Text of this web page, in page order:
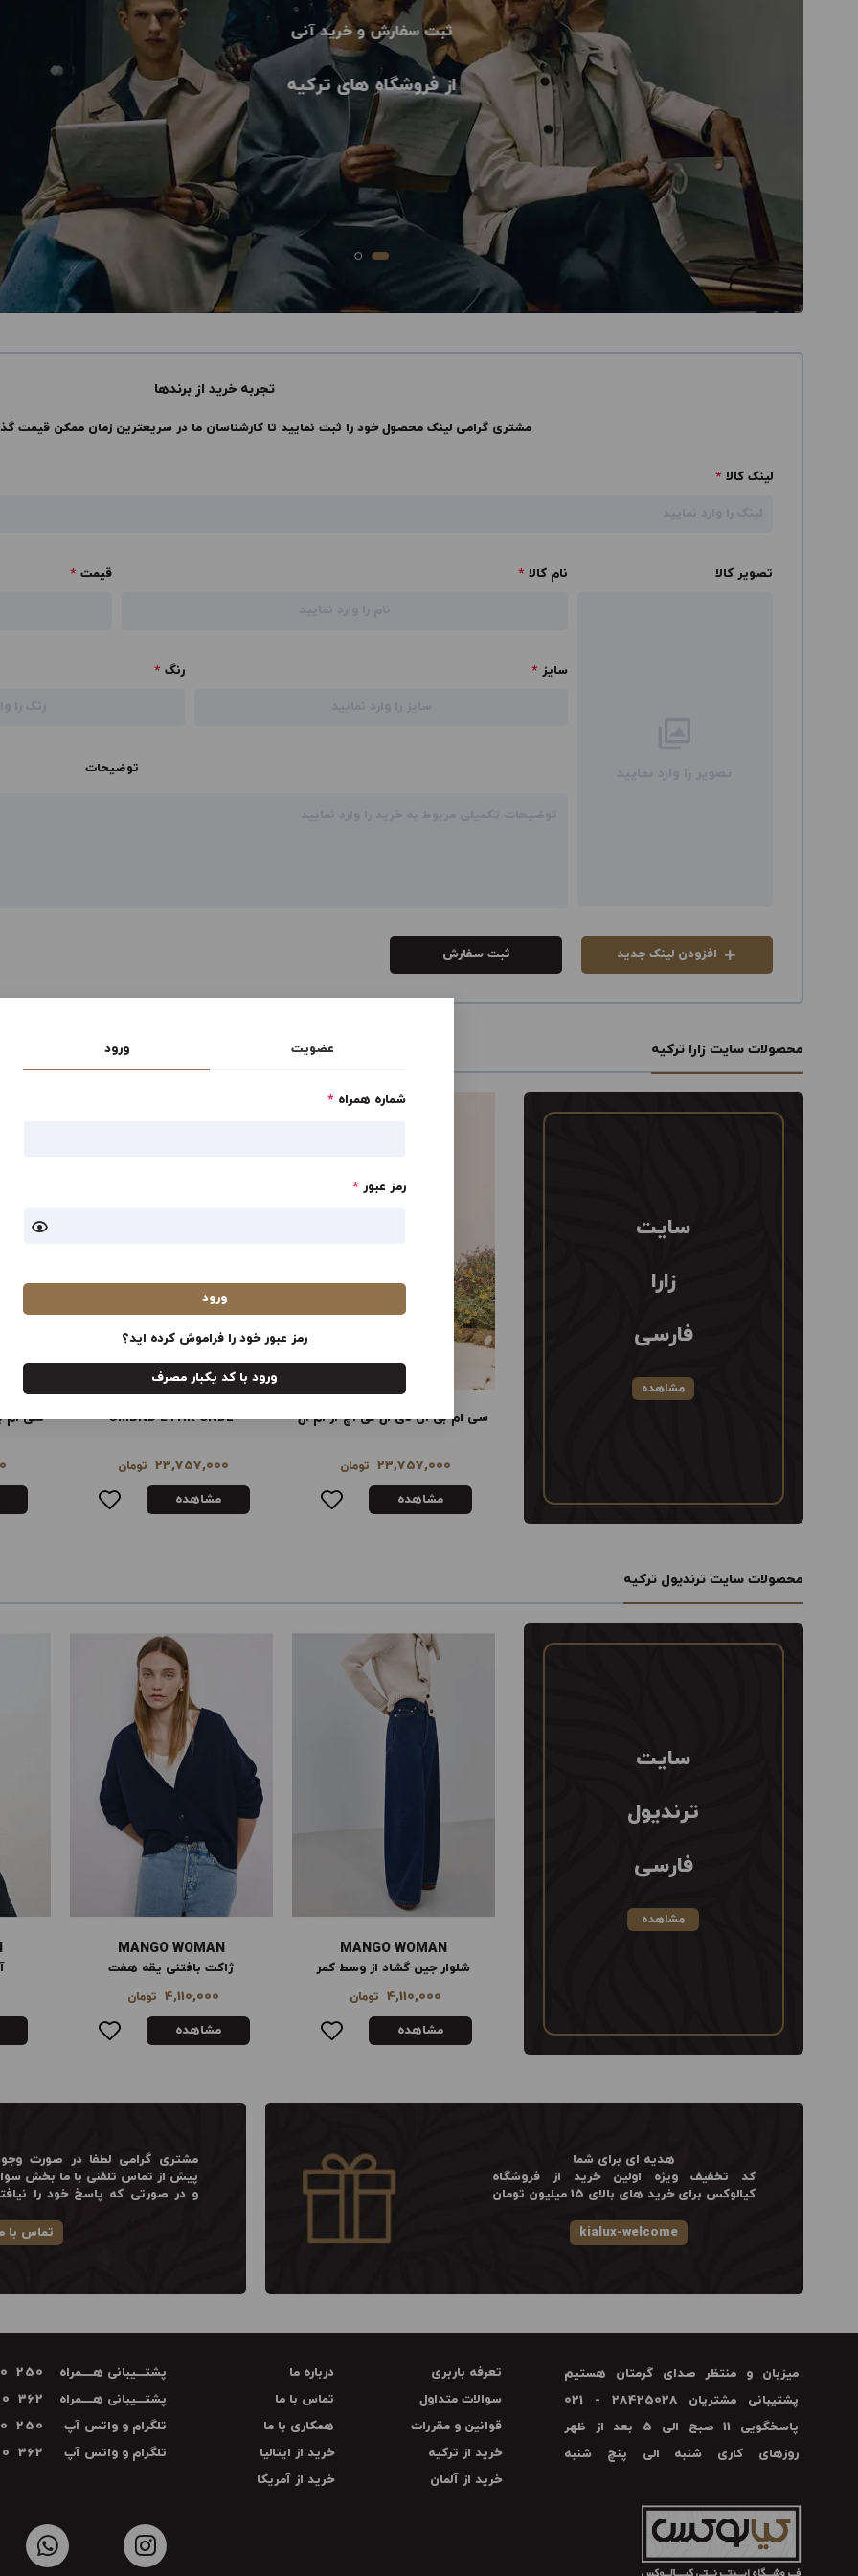
عضویت ورود
شماره همراه *
رمز عبور *
ورود
رمز عبور خود را فراموش کرده اید؟
ورود با کد یکبار مصرف
ثبت سفارش و خرید آنی
از فروشگاه های ترکیه
تجربه خرید از برندها
مشتری گرامی لینک محصول خود را ثبت نمایید تا کارشناسان ما در سریعترین زمان ممکن قیمت
لینک کالا *
تصویر کالا نام کالا * قیمت *
سایز * رنگ *
توضیحات
افزودن لینک جدید ثبت سفارش
محصولات سایت زارا ترکیه
سایت
زارا
فارسی
مشاهده
مشاهده
CMBND LTHR SNDL
23,757,000 تومان
مشاهده
سی ام بی ان دی ال تی اچ آر ام ال
23,757,000 تومان
مشاهده
محصولات سایت ترندیول ترکیه
سایت
ترندیول
فارسی
مشاهده
مشاهده
MANGO WOMAN
ژاکت بافتنی یقه هفت
4,110,000 تومان
مشاهده
MANGO WOMAN
آنوراک لحافی کلاه‌دار
8,990,000
تومان
مشاهده
هدیه ای برای شما
کد تخفیف ویژه اولین خرید از فروشگاه
کیالوکس برای خرید های بالای 15 میلیون تومان
kialux-welcome
مشتری گرامی لطفا در صورت
پیش از تماس تلفنی با ما بخش
و در صورتی که پاسخ خود را
تماس با
میزبان و منتظر صدای گرمتان هستیم
پشتیبانی مشتریان 28425028 - 021
پاسخگویی 11 صبح الی 5 بعد از ظهر
روزهای کاری شنبه الی پنچ شنبه
تعرفه باربری
سوالات متداول
قوانین و مقررات
خرید از ترکیه
خرید از آلمان
درباره ما
تماس با ما
همکاری با ما
خرید از ایتالیا
خرید از آمریکا
پشتـــیبانی هــــمراه
250
پشتـــیبانی هــــمراه
362
تلگرام و واتس آپ
250
تلگرام و واتس آپ
362